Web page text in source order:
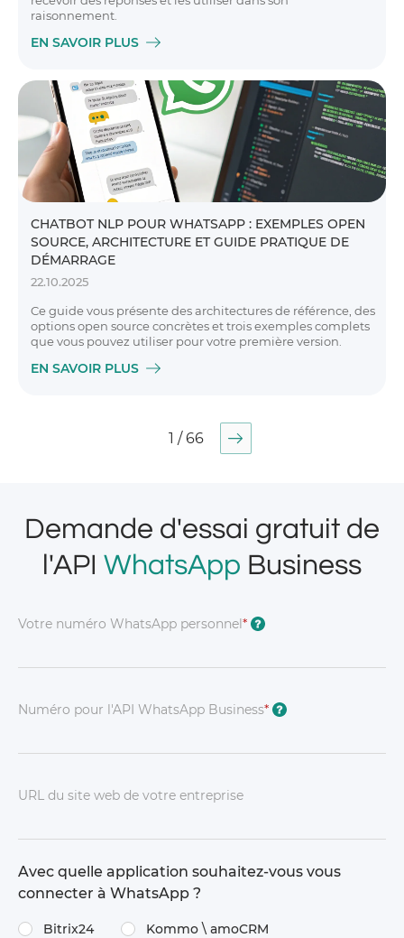
raisonnement.
EN SAVOIR PLUS
CHATBOT NLP POUR WHATSAPP : EXEMPLES OPEN
SOURCE, ARCHITECTURE ET GUIDE PRATIQUE DE
DÉMARRAGE
22.10.2025
Ce guide vous présente des architectures de référence, des
options open source concrètes et trois exemples complets
que vous pouvez utiliser pour votre première version.
EN SAVOIR PLUS
1 / 66
Demande d'essai gratuit de
l'API WhatsApp Business
Votre numéro WhatsApp personnel* ?
Numéro pour l'API WhatsApp Business* ?
URL du site web de votre entreprise
Avec quelle application souhaitez-vous vous
connecter à WhatsApp ?
Bitrix24 Kommo \​ amoCRM